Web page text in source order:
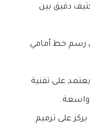
دقيق بين
رسم خط أمامي
يعتمد على تقنية
واسعة.
يركز على ترميم